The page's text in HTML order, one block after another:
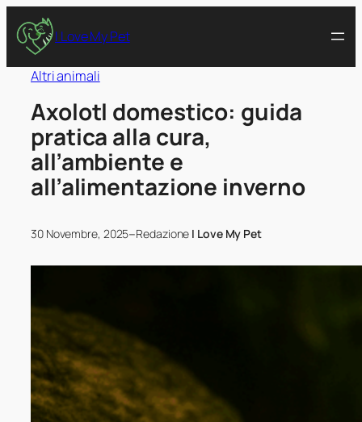
I Love My Pet
Altri animali
Axolotl domestico: guida
pratica alla cura,
all’ambiente e
all’alimentazione inverno
30 Novembre, 2025–Redazione I Love My Pet